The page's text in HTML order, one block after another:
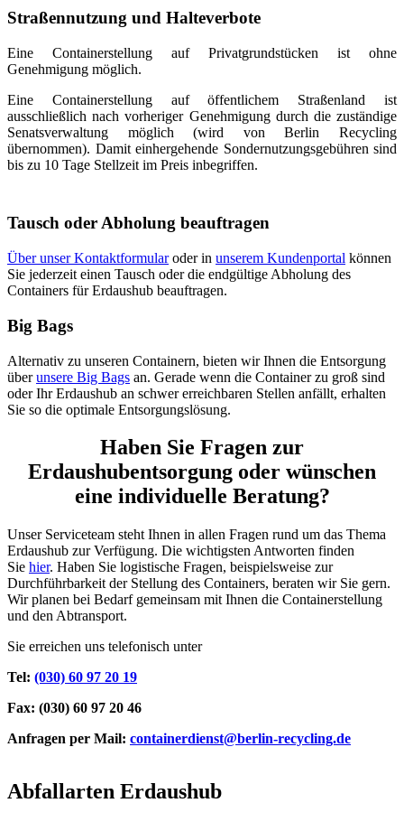
Straßennutzung und Halteverbote
Eine Containerstellung auf Privatgrundstücken ist ohne
Genehmigung möglich.
Eine Containerstellung auf öffentlichem Straßenland ist
ausschließlich nach vorheriger Genehmigung durch die zuständige
Senatsverwaltung möglich (wird von Berlin Recycling
übernommen). Damit einhergehende Sondernutzungsgebühren sind
bis zu 10 Tage Stellzeit im Preis inbegriffen.
Tausch oder Abholung beauftragen
Über unser Kontaktformularoder in unserem Kundenportal können
Sie jederzeit einen Tausch oder die endgültige Abholung des
Containers für Erdaushub beauftragen.
Big Bags
Alternativ zu unseren Containern, bieten wir Ihnen die Entsorgung
überunsere Big Bags an. Gerade wenn die Container zu groß sind
oder Ihr Erdaushub an schwer erreichbaren Stellen anfällt, erhalten
Sie so die optimale Entsorgungslösung.
Haben Sie Fragen zur
Erdaushubentsorgung oder wünschen
eine individuelle Beratung?
Unser Serviceteam steht Ihnen in allen Fragen rund um das Thema
Erdaushub zur Verfügung. Die wichtigsten Antworten finden
Sie hier. Haben Sie logistische Fragen, beispielsweise zur
Durchführbarkeit der Stellung des Containers, beraten wir Sie gern.
Wir planen bei Bedarf gemeinsam mit Ihnen die Containerstellung
und den Abtransport.
Sie erreichen uns telefonisch unter
Tel: (030) 60 97 20 19
Fax: (030) 60 97 20 46
Anfragen per Mail: containerdienst@berlin-recycling.de
Abfallarten Erdaushub